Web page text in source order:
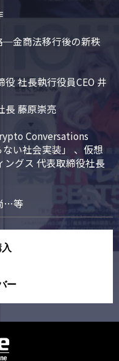
─金商法移行後の新秩
社長執行役員CEO 井
長 藤原崇亮
Conversations
ない社会実装」 、仮想
グス 代表取締役社長
…等
ー